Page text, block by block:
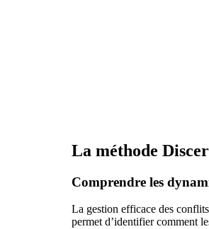
La méthode
Comprendre les
La gestion efficace des
permet d’identifier comment